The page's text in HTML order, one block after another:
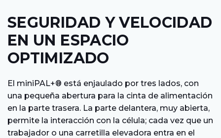
SEGURIDAD Y VELOCIDAD
EN UN ESPACIO
OPTIMIZADO
El miniPAL+® está enjaulado por tres lados, con
una pequeña abertura para la cinta de alimentación
en la parte trasera. La parte delantera, muy abierta,
permite la interacción con la célula; cada vez que un
trabajador o una carretilla elevadora entra en el